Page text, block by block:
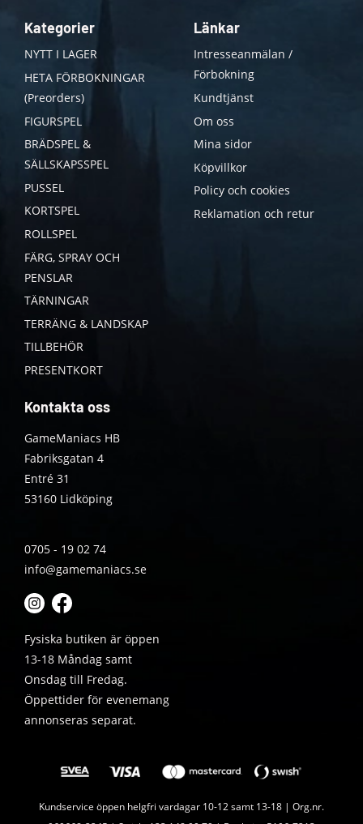
Kategorier
NYTT I LAGER
HETA FÖRBOKNINGAR
(Preorders)
FIGURSPEL
BRÄDSPEL &
SÄLLSKAPSSPEL
PUSSEL
KORTSPEL
ROLLSPEL
FÄRG, SPRAY OCH
PENSLAR
TÄRNINGAR
TERRÄNG & LANDSKAP
TILLBEHÖR
PRESENTKORT
Länkar
Intresseanmälan /
Förbokning
Kundtjänst
Om oss
Mina sidor
Köpvillkor
Policy och cookies
Reklamation och retur
Kontakta oss
GameManiacs HB
Fabriksgatan 4
Entré 31
53160 Lidköping
0705 - 19 02 74
info@gamemaniacs.se
Fysiska butiken är öppen
13-18 Måndag samt
Onsdag till Fredag.
Öppettider för evenemang
annonseras separat.
Kundservice öppen helgfri vardagar 10-12 samt 13-18 | Org.nr.